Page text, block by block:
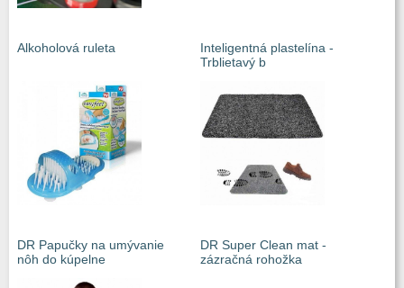
Alkoholová ruleta
Inteligentná plastelína -
Trblietavý b
DR Papučky na umývanie
nôh do kúpelne
DR Super Clean mat -
zázračná rohožka